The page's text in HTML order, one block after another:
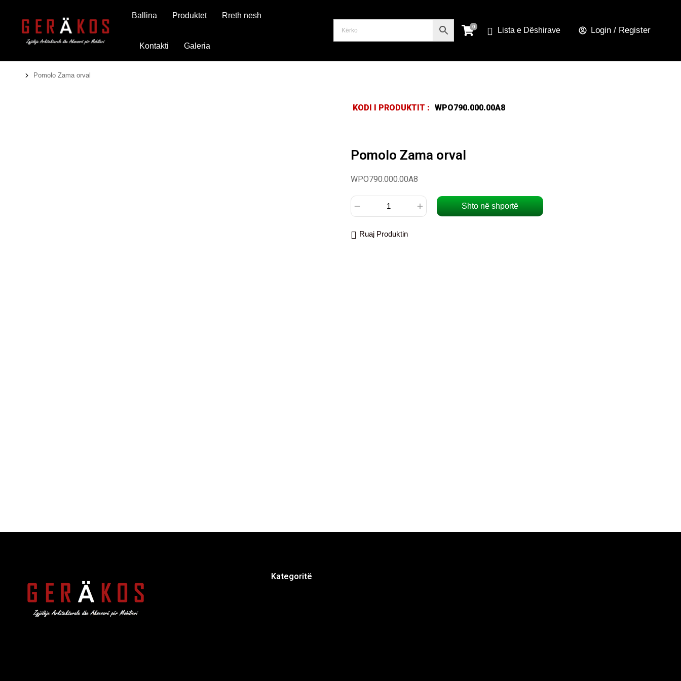
Ballina Produktet Rreth nesh
Kontakti Galeria
Lista e Dëshirave Login / Register
You are here:
Pomolo Zama orval
KODI I PRODUKTIT : WPO790.000.00A8
Pomolo Zama orval
WPO790.000.00A8
Shto në shportë
Ruaj Produktin
Kategoritë